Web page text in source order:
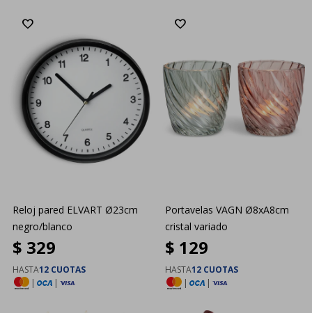
Reloj pared ELVART Ø23cm
negro/blanco
$ 329
HASTA12 CUOTAS
|
|
Portavelas VAGN Ø8xA8cm
cristal variado
$ 129
HASTA12 CUOTAS
|
|